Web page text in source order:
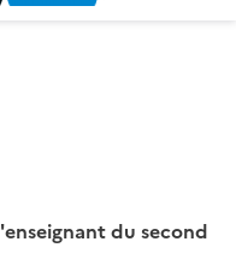
'enseignant du second